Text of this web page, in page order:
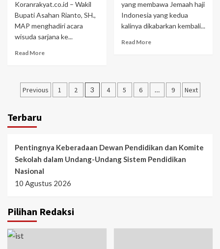
Koranrakyat.co.id – Wakil
Bupati Asahan Rianto, SH.,
MAP menghadiri acara
wisuda sarjana ke...
Read More
yang membawa Jemaah haji
Indonesia yang kedua
kalinya dikabarkan kembali...
Read More
Paginasi
Previous 1 2 3 4 5 6 … 9 Next
Terbaru
Pentingnya Keberadaan Dewan Pendidikan dan Komite
Sekolah dalam Undang-Undang Sistem Pendidikan
Nasional
10 Agustus 2026
Pilihan Redaksi